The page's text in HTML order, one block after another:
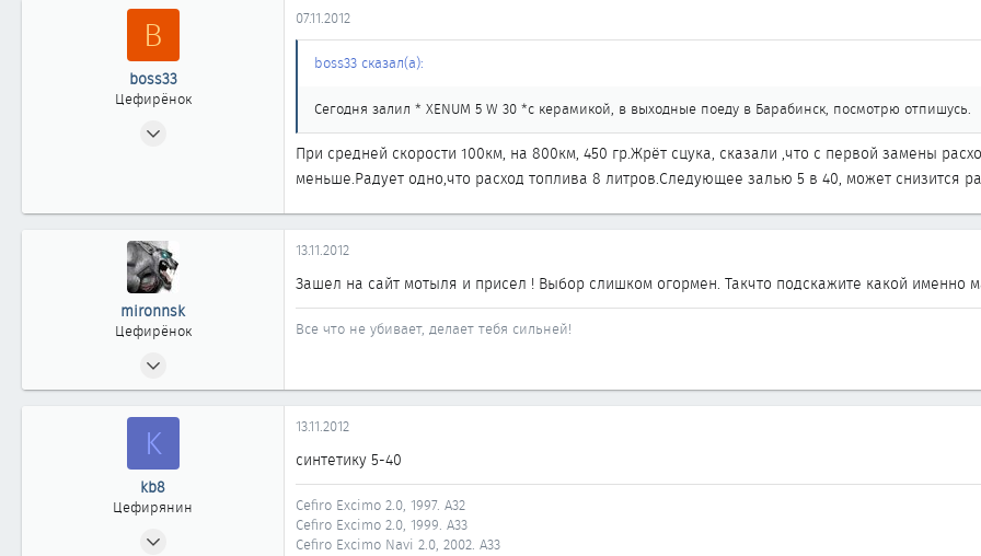
B
boss33
Цефирёнок
11
г.Новосибирск
07.11.2012
boss33 сказал(а):
Сегодня залил * XENUM 5 W 30 *с керамикой, в выходные поеду в Барабинск, посмотрю отпишусь.
При средней скорости 100км, на 800км, 450 гр.Жрёт сцука, сказали ,что с первой замены
меньше.Радует одно,что расход топлива 8 литров.Следующее залью 5 в 40, может снизится
mironnsk
Цефирёнок
36
13.11.2012
Зашел на сайт мотыля и присел ! Выбор слишком огормен. Такчто подскажите какой
Все что не убивает, делает тебя сильней!
K
kb8
Цефирянин
13.11.2012
синтетику 5-40
Cefiro Excimo 2.0, 1997. А32
Cefiro Excimo 2.0, 1999. А33
Cefiro Excimo Navi 2.0, 2002. A33